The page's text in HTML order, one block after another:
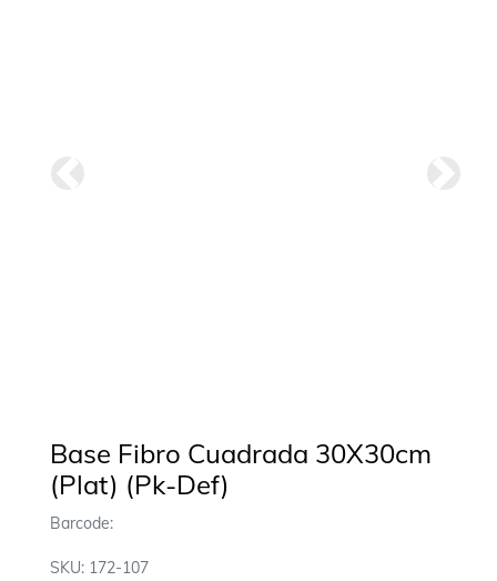
Base Fibro Cuadrada 30X30cm
(Plat) (Pk-Def)
Barcode:
SKU: 172-107